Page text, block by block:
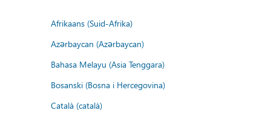
Afrikaans (Suid-Afrika)
Azərbaycan (Azərbaycan)
Bahasa Melayu (Asia Tenggara)
Bosanski (Bosna i Hercegovina)
Català (català)